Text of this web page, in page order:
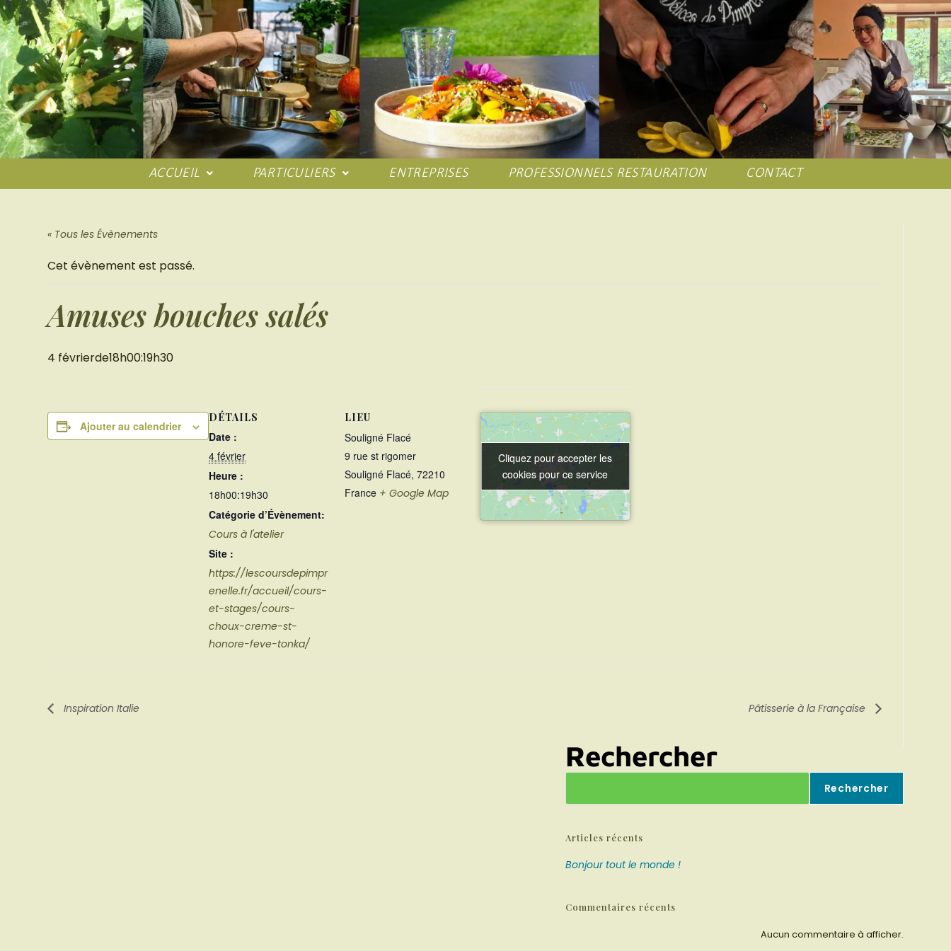
ACCUEIL PARTICULIERS ENTREPRISES PROFESSIONNELS RESTAURATION CONTACT
« Tous les Évènements
Cet évènement est passé.
Amuses bouches salés
4 févrierde18h00:19h30
Ajouter au calendrier
DÉTAILS
Date :
4 février
Heure :
18h00:19h30
Catégorie d’Évènement:
Cours à l'atelier
Site :
https://lescoursdepimpr
enelle.fr/accueil/cours-
et-stages/cours-
choux-creme-st-
honore-feve-tonka/
LIEU
Souligné Flacé
9 rue st rigomer
Souligné Flacé, 72210
France + Google Map
Cliquez pour accepter les
cookies pour ce service
Cliquez pour accepter les
cookies pour ce service
Inspiration Italie Pâtisserie à la Française
Rechercher
Rechercher
Articles récents
Bonjour tout le monde !
Commentaires récents
Aucun commentaire à afficher.